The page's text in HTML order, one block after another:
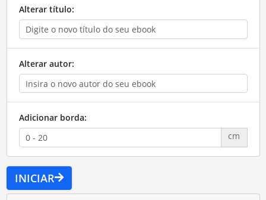
Alterar título:
Alterar autor:
Adicionar borda:
cm
INICIAR